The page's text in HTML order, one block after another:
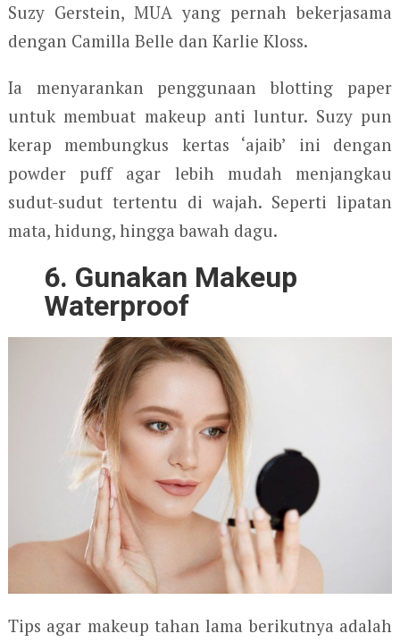
Suzy Gerstein, MUA yang pernah bekerjasama
dengan Camilla Belle dan Karlie Kloss.
Ia menyarankan penggunaan blotting paper
untuk membuat makeup anti luntur. Suzy pun
kerap membungkus kertas ‘ajaib’ ini dengan
powder puff agar lebih mudah menjangkau
sudut-sudut tertentu di wajah. Seperti lipatan
mata, hidung, hingga bawah dagu.
6. Gunakan Makeup
Waterproof
Tips agar makeup tahan lama berikutnya adalah